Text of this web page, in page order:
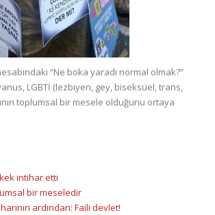
“Ne boka yaradı normal olmak?”
LGBTİ (lezbiyen, gey, biseksüel, trans,
toplumsal bir mesele olduğunu ortaya
intihar etti
bir meseledir
ardından: Faili devlet!